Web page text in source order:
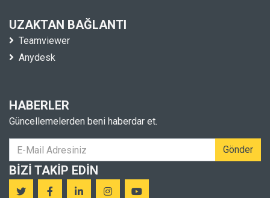
UZAKTAN BAĞLANTI
Teamviewer
Anydesk
HABERLER
Güncellemelerden beni haberdar et.
Gönder
BIZI TAKIP EDIN